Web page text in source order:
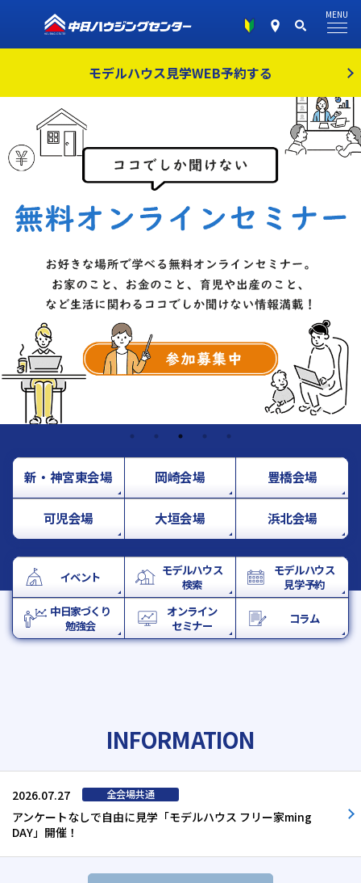
モデルハウス見学WEB予約する
MENU
新・神宮東会場 岡崎会場 豊橋会場
可児会場 大垣会場 浜北会場
イベント
モデルハウス
検索
モデルハウス
見学予約
中日家づくり
勉強会
オンライン
セミナー
コラム
INFORMATION
2026.07.27
アンケートなしで自由に見学「モデルハウス フリー家ming
DAY」開催！